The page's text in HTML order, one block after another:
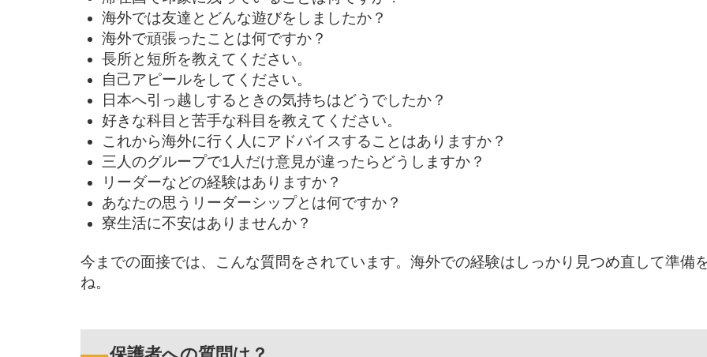
海外では友達とどんな遊びをしましたか？
海外で頑張ったことは何ですか？
長所と短所を教えてください。
自己アピールをしてください。
日本へ引っ越しするときの気持ちはどうでしたか？
好きな科目と苦手な科目を教えてください。
これから海外に行く人にアドバイスすることはありますか？
三人のグループで1人だけ意見が違ったらどうしますか？
リーダーなどの経験はありますか？
あなたの思うリーダーシップとは何ですか？
寮生活に不安はありませんか？
今までの面接では、こんな質問をされています。海外での経験はしっかり見つめ直して準備
ね。